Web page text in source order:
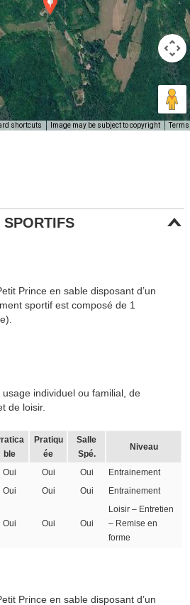
shortcuts Image may be subject to copyright Terms
SPORTIFS
Prince en sable disposant d’un
sportif est composé de 1
individuel ou familial, de
de loisir.
ble
Pratiqu
ée
Salle
Spé.
Niveau
Oui Oui Oui
Entrainement
Oui Oui Oui Entrainement
Oui Oui Oui
Loisir – Entretien
– Remise en
forme
Prince en sable disposant d’un